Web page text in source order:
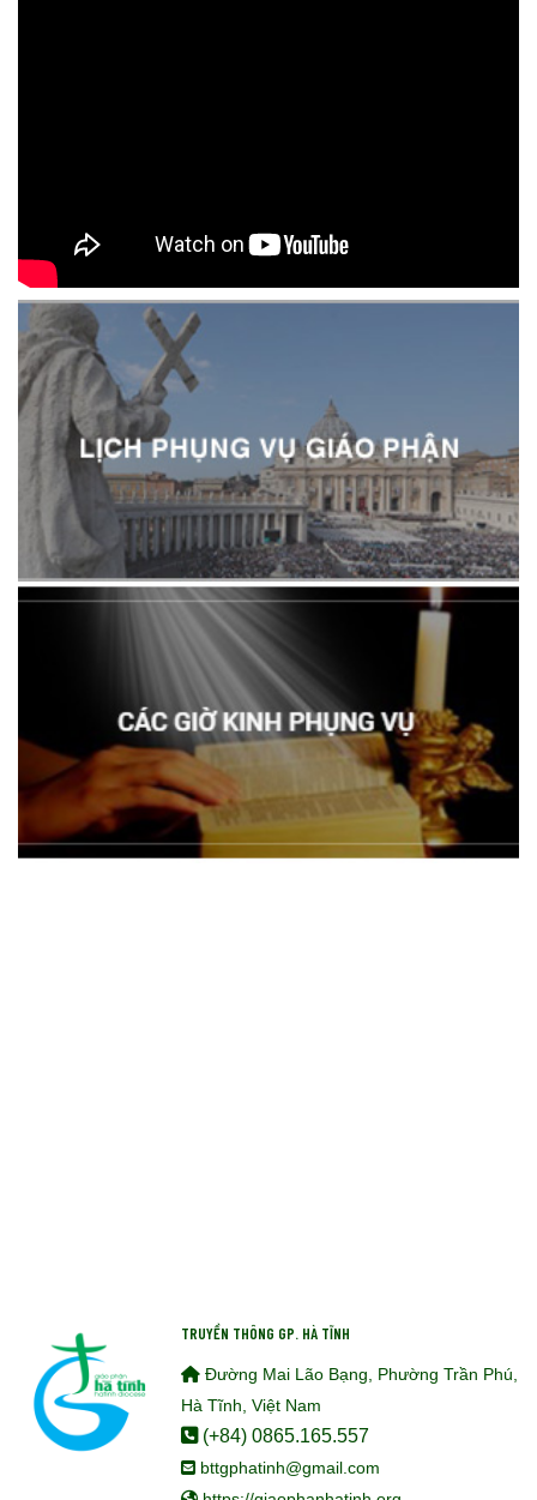
TRUYỀN THÔNG GP. HÀ TĨNH
Đường Mai Lão Bạng, Phường Trần Phú,
Hà Tĩnh, Việt Nam
(+84) 0865.165.557
bttgphatinh@gmail.com